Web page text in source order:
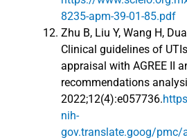
8235-apm-39-01-85.pdf
Zhu B, Liu Y, Wang H,
Clinical guidelines of
appraisal with AGREE II
recommendations
2022;12(4):e057736.
nih-
gov.translate.goog/pmc/